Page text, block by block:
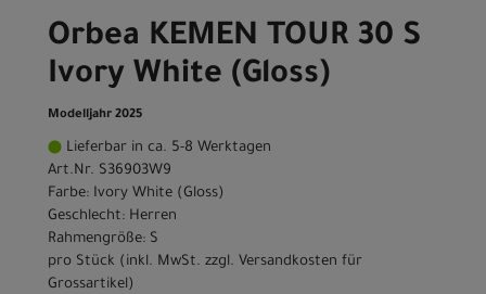
Orbea KEMEN TOUR 30 S
Ivory White (Gloss)
Modelljahr 2025
Lieferbar in ca. 5-8 Werktagen
Art.Nr. S36903W9
Farbe: Ivory White (Gloss)
Geschlecht: Herren
Rahmengröße: S
pro Stück (inkl. MwSt. zzgl. Versandkosten für
Grossartikel )